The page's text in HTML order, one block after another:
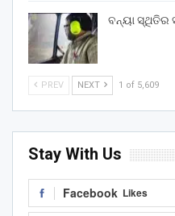
ବନ୍ୟା ସ୍ଥିତିର
PREV NEXT 1 of 5,609
Stay With Us
Facebook Likes